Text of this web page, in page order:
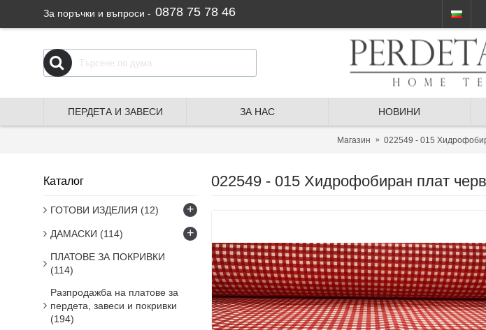
За поръчки и въпроси - 0878 75 78 46
ПЕРДЕТА И ЗАВЕСИ ЗА НАС НОВИНИ
Магазин 022549 - 015
Каталог
ГОТОВИ ИЗДЕЛИЯ (12) +
ДАМАСКИ (114) +
ПЛАТОВЕ ЗА ПОКРИВКИ
(114)
Разпродажба на платове за
пердета, завеси и покривки
(194)
022549 - 015 Хидрофобиран плат